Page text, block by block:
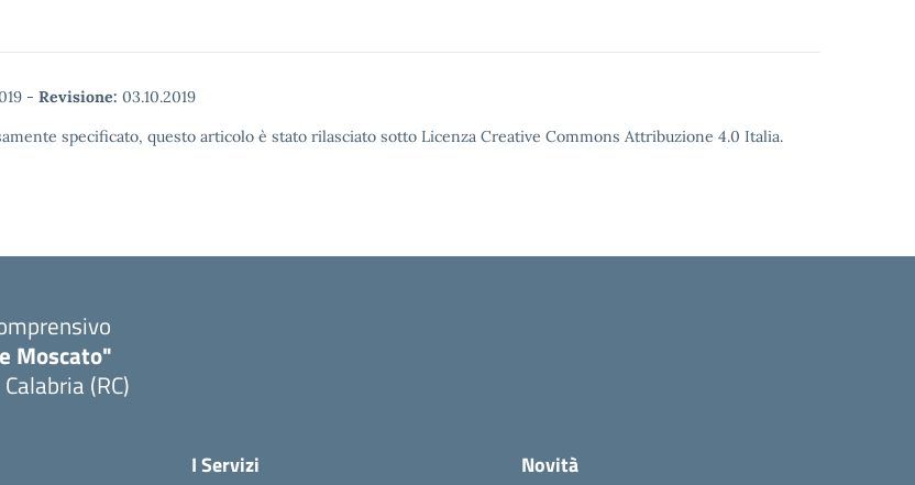
- Revisione: 03.10.2019
specificato, questo articolo è stato rilasciato sotto Licenza Creative Commons Attribuzione 4.0 Italia.
Moscato"
(RC)
I Servizi Novità